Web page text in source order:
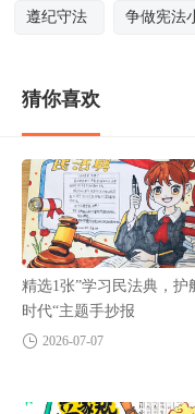
遵纪守法 争做宪法
猜你喜欢
精选1张”学习民法典，护
时代“主题手抄报
2026-07-07